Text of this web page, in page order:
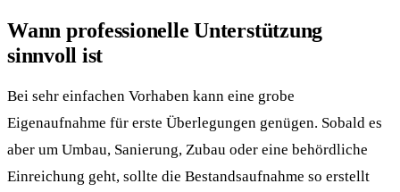
Wann professionelle Unterstützung
sinnvoll ist
Bei sehr einfachen Vorhaben kann eine grobe
Eigenaufnahme für erste Überlegungen genügen. Sobald es
aber um Umbau, Sanierung, Zubau oder eine behördliche
Einreichung geht, sollte die Bestandsaufnahme so erstellt